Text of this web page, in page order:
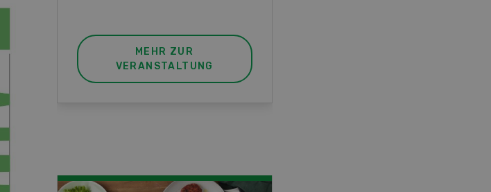
MEHR ZUR
VERANSTALTUNG